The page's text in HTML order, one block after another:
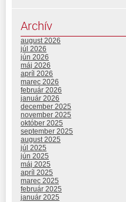
Archív
august 2026
júl 2026
jún 2026
máj 2026
apríl 2026
marec 2026
február 2026
január 2026
december 2025
november 2025
október 2025
september 2025
august 2025
júl 2025
jún 2025
máj 2025
apríl 2025
marec 2025
február 2025
január 2025